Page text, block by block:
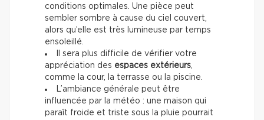
conditions optimales. Une pièce peut
sembler sombre à cause du ciel couvert,
alors qu’elle est très lumineuse par temps
ensoleillé.
Il sera plus difficile de vérifier votre
appréciation des espaces extérieurs,
comme la cour, la terrasse ou la piscine.
L’ambiance générale peut être
influencée par la météo : une maison qui
paraît froide et triste sous la pluie pourrait